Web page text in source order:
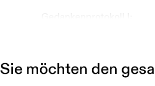
Sie möchten den